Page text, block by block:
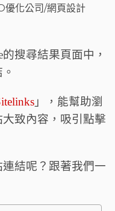
搜尋結果頁面中，
」，能幫助瀏
致內容，吸引點擊
結呢？跟著我們一